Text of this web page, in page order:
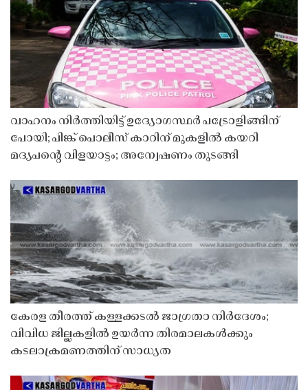
വാഹനം നിർത്തിയിട്ട് ഉദ്യോഗസ്ഥർ പട്രോളിങ്ങിന്
പോയി; പിങ്ക് പൊലീസ് കാറിന് മുകളിൽ കയറി
മദ്യപൻ്റെ വിളയാട്ടം; അന്വേഷണം തുടങ്ങി
കേരള തീരത്ത് കള്ളക്കടൽ ജാഗ്രതാ നിർദേശം;
വിവിധ ജില്ലകളിൽ ഉയർന്ന തിരമാലകൾക്കും
കടലാക്രമണത്തിന് സാധ്യത